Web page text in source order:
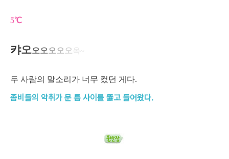
5℃
캬오오 오 오 오 오
두 사람의 말소리가 너무 컸던 게다.
좀비들의 악취가 문 틈 사이를 뚫고 들어왔다.